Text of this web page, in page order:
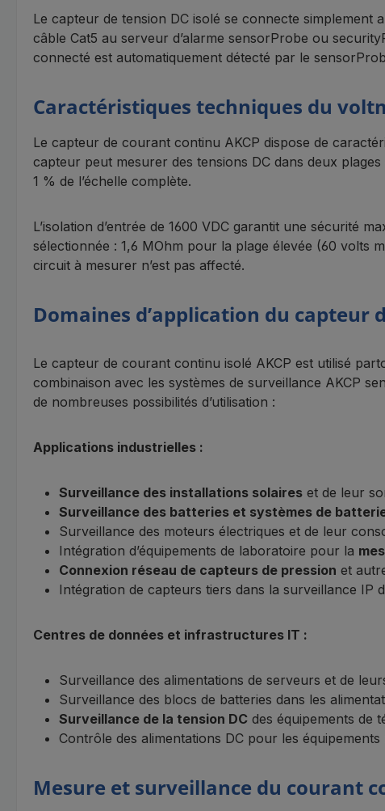
Le capteur de tension DC isolé se connecte
câble Cat5 au serveur d’alarme sensorProbe ou
connecté est automatiquement détecté par le
Caractéristiques techniques du
Le capteur de courant continu AKCP dispose de
capteur peut mesurer des tensions DC dans deux
1 % de l’échelle complète.
L’isolation d’entrée de 1600 VDC garantit une sécurité
sélectionnée : 1,6 MOhm pour la plage élevée (60 volts
circuit à mesurer n’est pas affecté.
Domaines d’application du capteur
Le capteur de courant continu isolé AKCP est utilisé
combinaison avec les systèmes de surveillance AKCP
de nombreuses possibilités d’utilisation :
Applications industrielles :
Surveillance des installations solaires et de leur
Surveillance des batteries et systèmes de
Surveillance des moteurs électriques et de leur
Intégration d’équipements de laboratoire pour la
Connexion réseau de capteurs de pression et
Intégration de capteurs tiers dans la surveillance IP
Centres de données et infrastructures IT :
Surveillance des alimentations de serveurs et de
Surveillance des blocs de batteries dans les
Surveillance de la tension DC des équipements de
Contrôle des alimentations DC pour les équipements
Mesure et surveillance du courant